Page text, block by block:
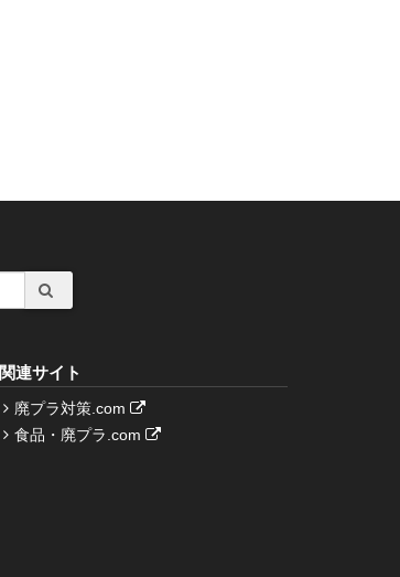
関連サイト
廃プラ対策.com
食品・廃プラ.com